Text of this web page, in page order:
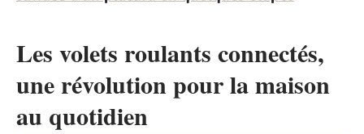
Les volets roulants connectés,
une révolution pour la maison
au quotidien